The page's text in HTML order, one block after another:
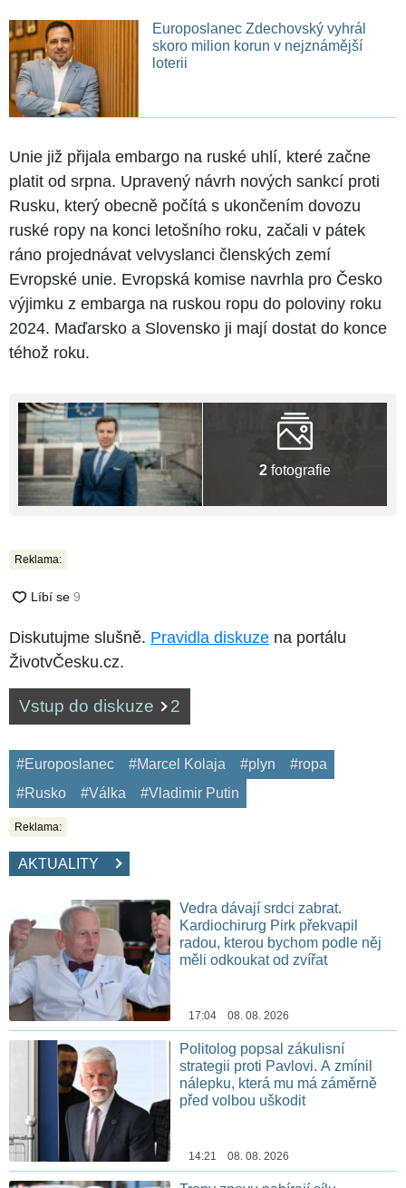
Europoslanec Zdechovský vyhrál
skoro milion korun v nejznámější
loterii
Unie již přijala embargo na ruské uhlí, které začne
platit od srpna. Upravený návrh nových sankcí proti
Rusku, který obecně počítá s ukončením dovozu
ruské ropy na konci letošního roku, začali v pátek
ráno projednávat velvyslanci členských zemí
Evropské unie. Evropská komise navrhla pro Česko
výjimku z embarga na ruskou ropu do poloviny roku
2024. Maďarsko a Slovensko ji mají dostat do konce
téhož roku.
2 fotografie
Reklama:
Diskutujme slušně. Pravidla diskuze na portálu
ŽivotvČesku.cz.
Vstup do diskuze 2
#Europoslanec #Marcel Kolaja #plyn
#ropa
#Rusko
#Válka #Vladimir Putin
Reklama:
AKTUALITY
Vedra dávají srdci zabrat.
Kardiochirurg Pirk překvapil
radou, kterou bychom podle něj
měli odkoukat od zvířat
17:04 08. 08. 2026
Politolog popsal zákulisní
strategii proti Pavlovi. A zmínil
nálepku, která mu má záměrně
před volbou uškodit
14:21 08. 08. 2026